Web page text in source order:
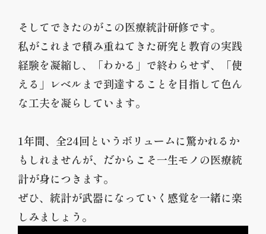
そしてできたのがこの医療統計研修です。
私がこれまで積み重ねてきた研究と教育の実践
経験を凝縮し、「わかる」で終わらせず、「使
える」レベルまで到達することを目指して色ん
な工夫を凝らしています。
1年間、全24回というボリュームに驚かれるか
もしれませんが、だからこそ一生モノの医療統
計が身につきます。
ぜひ、統計が武器になっていく感覚を一緒に楽
しみましょう。